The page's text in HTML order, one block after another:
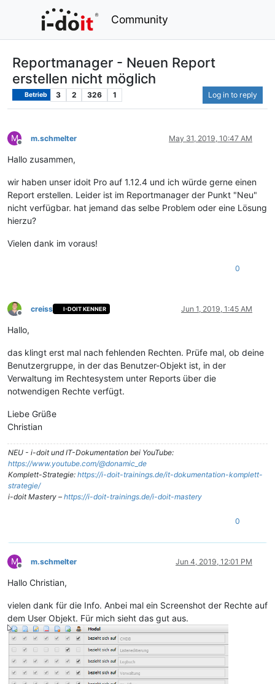
Community
Reportmanager - Neuen Report
erstellen nicht möglich
Betrieb 3 2 326 1 Log in to reply
M
Offline
m.schmelter May 31, 2019, 10:47 AM
Hallo zusammen,
wir haben unser idoit Pro auf 1.12.4 und ich würde gerne einen
Report erstellen. Leider ist im Reportmanager der Punkt "Neu"
nicht verfügbar. hat jemand das selbe Problem oder eine Lösung
hierzu?
Vielen dank im voraus!
0
Offline
creiss I-DOIT KENNER Jun 1, 2019, 1:45 AM
Hallo,
das klingt erst mal nach fehlenden Rechten. Prüfe mal, ob deine
Benutzergruppe, in der das Benutzer-Objekt ist, in der
Verwaltung im Rechtesystem unter Reports über die
notwendigen Rechte verfügt.
Liebe Grüße
Christian
NEU - i-doit und IT-Dokumentation bei YouTube:
https://www.youtube.com/@donamic_de
Komplett-Strategie: https://i-doit-trainings.de/it-dokumentation-komplett-
strategie/
i-doit Mastery – https://i-doit-trainings.de/i-doit-mastery
0
M
Offline
m.schmelter Jun 4, 2019, 12:01 PM
Hallo Christian,
vielen dank für die Info. Anbei mal ein Screenshot der Rechte auf
dem User Objekt. Für mich sieht das gut aus.